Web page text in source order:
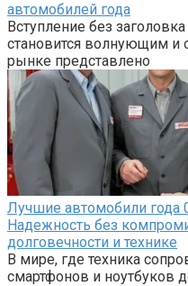
автомобилей года
Вступление без
становится волнующим
рынке представлено
Лучшие автомобили года
Надежность без
долговечности и технике
В мире, где техника
смартфонов и ноутбуков